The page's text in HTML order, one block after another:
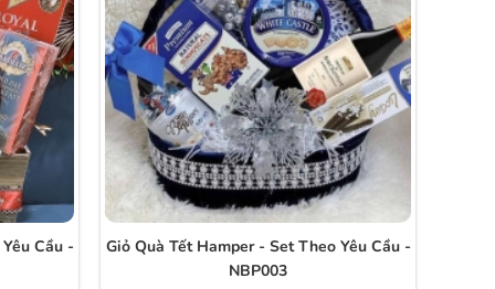
Cầu -
Giỏ Quà Tết Hamper - Set Theo Yêu Cầu -
NBP003